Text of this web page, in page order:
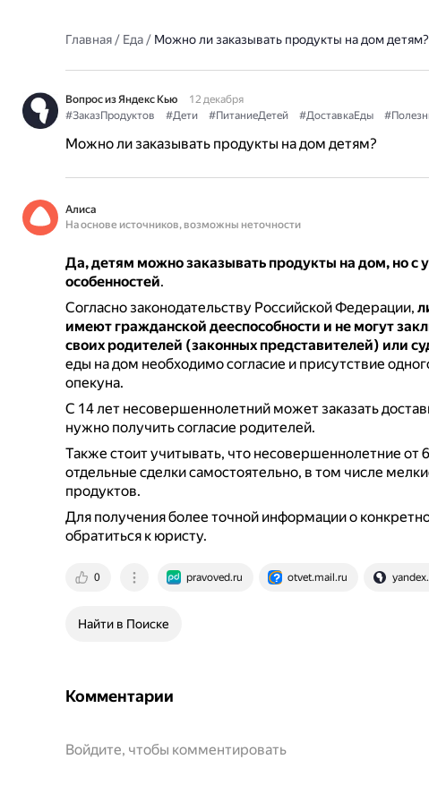
Главная/ Еда/ Можно ли заказывать продукты на дом детям?
Вопрос из Яндекс Кью
12 декабря
#ЗаказПродуктов
#Дети #ПитаниеДетей #ДоставкаЕды
Можно ли заказывать продукты на дом детям?
Алиса
На основе источников, возможны неточности
Да, детям можно заказывать продукты на дом, но с
особенностей.
Согласно законодательству Российской Федерации,
имеют гражданской дееспособности и не могут
своих родителей (законных представителей) или
еды на дом необходимо согласие и присутствие
опекуна.
С 14 лет несовершеннолетний может заказать
нужно получить согласие родителей.
Также стоит учитывать, что несовершеннолетние от
отдельные сделки самостоятельно, в том числе
продуктов.
Для получения более точной информации о
обратиться к юристу.
0 pravoved.ru otvet.mail.ru
Найти в Поиске
Комментарии
Войдите, чтобы комментировать